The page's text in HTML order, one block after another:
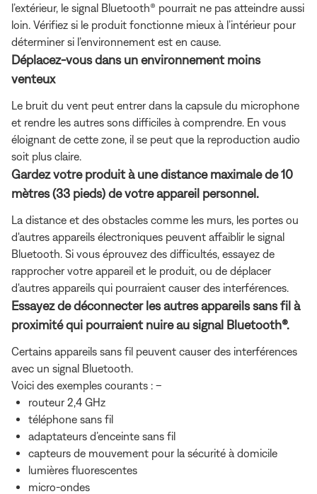
l’extérieur, le signal Bluetooth® pourrait ne pas atteindre aussi
loin. Vérifiez si le produit fonctionne mieux à l’intérieur pour
déterminer si l’environnement est en cause.
Déplacez-vous dans un environnement moins
venteux
Le bruit du vent peut entrer dans la capsule du microphone
et rendre les autres sons difficiles à comprendre. En vous
éloignant de cette zone, il se peut que la reproduction audio
soit plus claire.
Gardez votre produit à une distance maximale de 10
mètres (33 pieds) de votre appareil personnel.
La distance et des obstacles comme les murs, les portes ou
d'autres appareils électroniques peuvent affaiblir le signal
Bluetooth. Si vous éprouvez des difficultés, essayez de
rapprocher votre appareil et le produit, ou de déplacer
d'autres appareils qui pourraient causer des interférences.
Essayez de déconnecter les autres appareils sans fil à
proximité qui pourraient nuire au signal Bluetooth®.
Certains appareils sans fil peuvent causer des interférences
avec un signal Bluetooth.
Voici des exemples courants : –
routeur 2,4 GHz
téléphone sans fil
adaptateurs d’enceinte sans fil
capteurs de mouvement pour la sécurité à domicile
lumières fluorescentes
micro-ondes